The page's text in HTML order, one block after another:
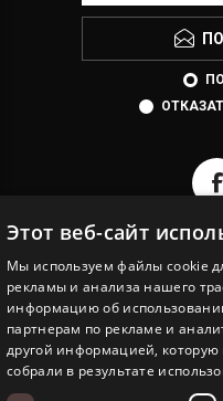
EESTI JUVEEL
ИНФОРМАЦИЯ
Этот веб-сайт
Мы используем файлы cookie
рекламы и анализа нашего
информацию об
партнерам по рекламе и
другой информацией,
собрали в результате